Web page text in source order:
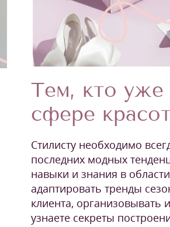
Тем, кто уже
сфере
Стилисту необходимо
последних модных
навыки и знания в
адаптировать тренды
клиента,
узнаете секреты